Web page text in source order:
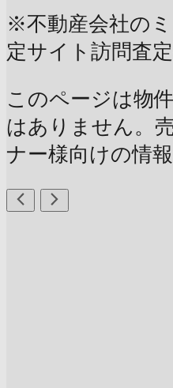
※不動産会社の
定サイト訪問査
このページは物
はありません。
ナー様向けの情